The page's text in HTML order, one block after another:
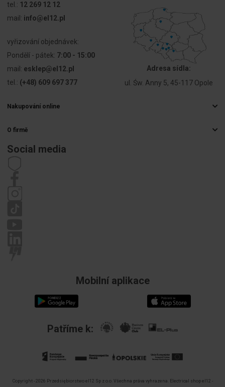
tel.: 12 269 12 12
mail: info@el12.pl
vyřizování objednávek:
Pondělí - pátek: 7:00 - 15:00
mail: esklep@el12.pl
tel.: (+48) 609 697 377
Adresa sídla:
ul. Św. Anny 5, 45-117 Opole
Nakupování online
Způsoby doručení
Platby
O firmě
Kariéra
Social media
Mobilní aplikace
Patříme k:
Copyright - 2026 Przedsiębiorstwo el12 Sp z o.o. Všechna práva vyhrazena. Electrical shop el12 -